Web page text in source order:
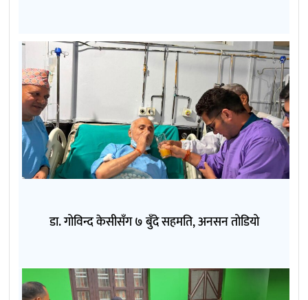
डा. गोविन्द केसीसँग ७ बुँदे सहमति, अनसन तोडियो